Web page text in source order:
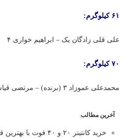
۶۱ کیلوگرم:
علی قلی زادگان یک – ابراهیم خواری ۴
۷۰ کیلوگرم:
محمدعلی عموزاد ۳ (برنده) – مرتضی قیاسی ۳
آخرین مطالب
خرید کانتینر ۲۰ و ۴۰ فوت با بهترین قیمت